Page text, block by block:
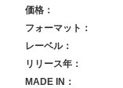
価格：
フォーマット：
レーベル：
リリース年：
MADE IN：